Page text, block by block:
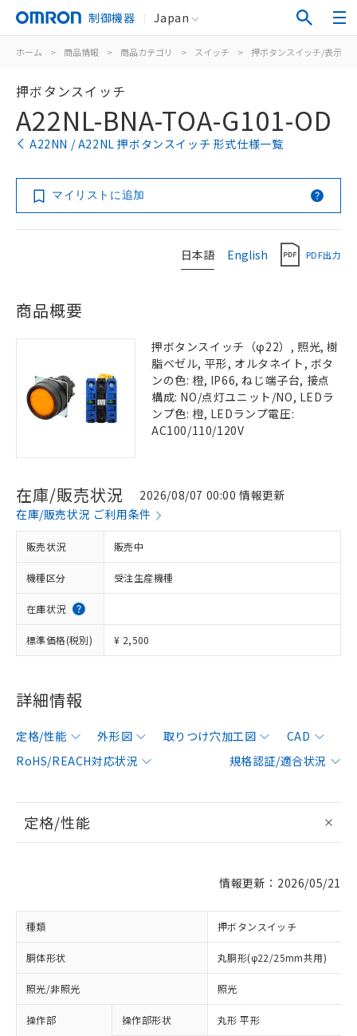
制御機器 Japan
ホーム > 商品情報 > 商品カテゴリ > スイッチ > 押ボタンスイッチ/表示灯
押ボタンスイッチ
A22NL-BNA-TOA-G101-OD
A22NN / A22NL 押ボタンスイッチ 形式仕様一覧
マイリストに追加
日本語 English PDF出力
商品概要
押ボタンスイッチ（φ22）, 照光, 樹
脂ベゼル, 平形, オルタネイト, ボタ
ンの色: 橙, IP66, ねじ端子台, 接点
構成: NO/点灯ユニット/NO, LEDラ
ンプ色: 橙, LEDランプ電圧:
AC100/110/120V
在庫/販売状況
2026/08/07 00:00 情報更新
在庫/販売状況 ご利用条件
販売状況 販売中
機種区分 受注生産機種
在庫状況
標準価格(税別) ¥ 2,500
詳細情報
定格/性能 外形図 取りつけ穴加工図
CAD
RoHS/REACH対応状況
規格認証/適合状況
定格/性能
情報更新：2026/05/21
種類 押ボタンスイッチ
胴体形状 丸胴形(φ22/25mm共用)
照光/非照光 照光
操作部 操作部形状 丸形 平形